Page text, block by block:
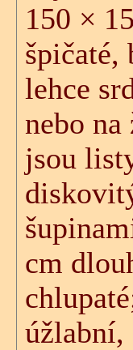
150 ×
špičaté,
lehce
nebo
jsou
cm
úžlabní,